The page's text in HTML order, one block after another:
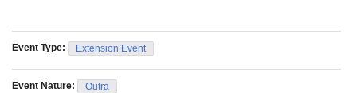
Event Type: Extension Event
Event Nature: Outra